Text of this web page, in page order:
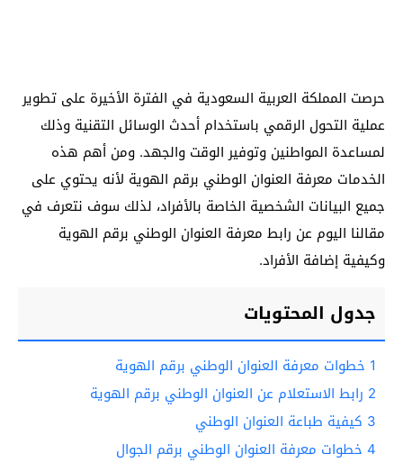
حرصت المملكة العربية السعودية في الفترة الأخيرة على تطوير
عملية التحول الرقمي باستخدام أحدث الوسائل التقنية وذلك
لمساعدة المواطنين وتوفير الوقت والجهد. ومن أهم هذه
الخدمات معرفة العنوان الوطني برقم الهوية لأنه يحتوي على
جميع البيانات الشخصية الخاصة بالأفراد، لذلك سوف نتعرف في
مقالنا اليوم عن رابط معرفة العنوان الوطني برقم الهوية
وكيفية إضافة الأفراد.
جدول المحتويات
1 خطوات معرفة العنوان الوطني برقم الهوية
2 رابط الاستعلام عن العنوان الوطني برقم الهوية
3 كيفية طباعة العنوان الوطني
4 خطوات معرفة العنوان الوطني برقم الجوال